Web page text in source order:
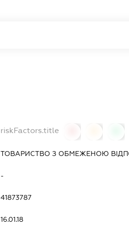
riskFactors.title
ТОВАРИСТВО З ОБМЕЖЕНОЮ
-
41873787
16.01.18